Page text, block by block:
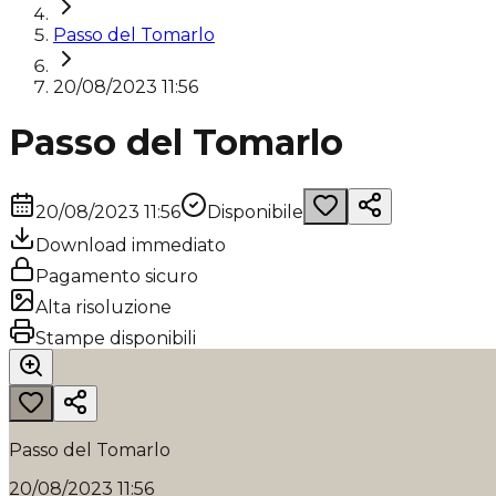
Passo del Tomarlo
20/08/2023 11:56
Passo del Tomarlo
20/08/2023 11:56
Disponibile
Download immediato
Pagamento sicuro
Alta risoluzione
Stampe disponibili
Passo del Tomarlo
20/08/2023 11:56